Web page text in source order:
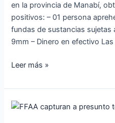
en la provincia de Manabí,
positivos: – 01 persona
fundas de sustancias sujetas
9mm – Dinero en efectivo
Leer más »
Fuerzas